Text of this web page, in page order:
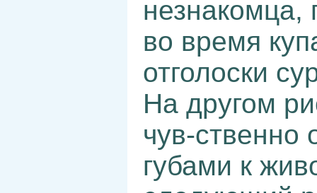
незнакомца,
во время
отголоски
На другом
чув-ственно
губами к